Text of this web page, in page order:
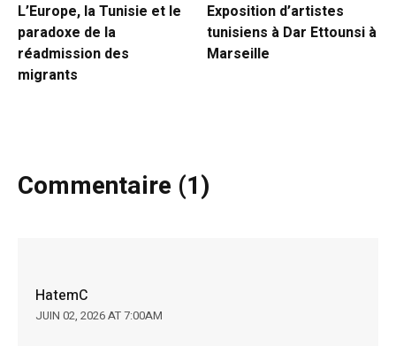
L’Europe, la Tunisie et le
paradoxe de la
réadmission des
migrants
Exposition d’artistes
tunisiens à Dar Ettounsi à
Marseille
Commentaire (1)
HatemC
JUIN 02, 2026 AT 7:00AM